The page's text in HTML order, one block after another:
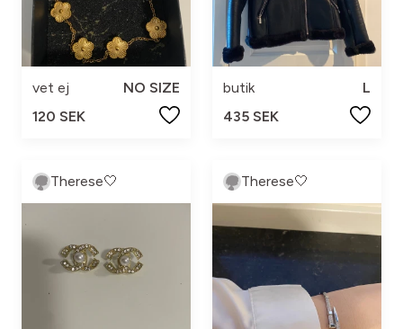
vet ej
NO SIZE
120 SEK
butik
L
435 SEK
Therese🤍 Therese🤍